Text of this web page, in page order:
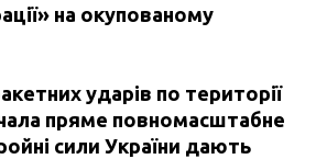
на окупованому
ударів по території
пряме повномасштабне
сили України дають